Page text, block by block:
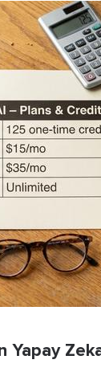
Yapay